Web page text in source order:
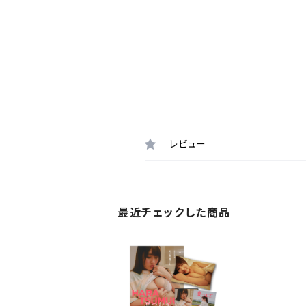
レビュー
最近チェックした商品